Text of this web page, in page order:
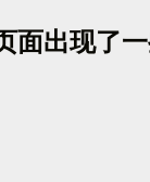
面出现了一